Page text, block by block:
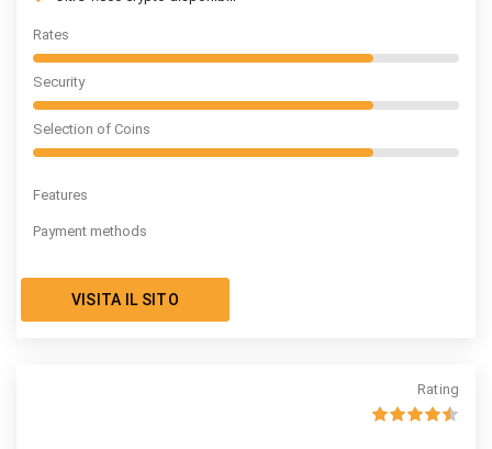
Rates
Security
Selection of Coins
Features
Payment methods
VISITA IL SITO
Rating